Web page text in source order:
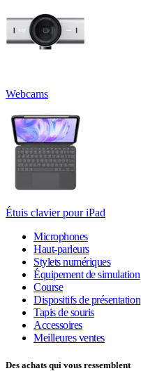
Webcams
Étuis clavier pour iPad
Microphones
Haut-parleurs
Stylets numériques
Équipement de simulation
Course
Dispositifs de présentation
Tapis de souris
Accessoires
Meilleures ventes
Des achats qui vous ressemblent